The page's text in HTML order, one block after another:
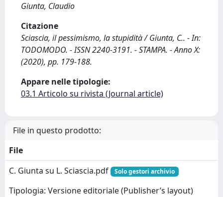
Giunta, Claudio
Citazione
Sciascia, il pessimismo, la stupidità / Giunta, C.. - In:
TODOMODO. - ISSN 2240-3191. - STAMPA. - Anno X:
(2020), pp. 179-188.
Appare nelle tipologie:
03.1 Articolo su rivista (Journal article)
File in questo prodotto:
File
C. Giunta su L. Sciascia.pdf
Solo gestori archivio
Tipologia: Versione editoriale (Publisher’s layout)